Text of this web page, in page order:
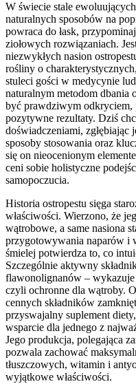
W świecie stale
naturalnych sposobów na
powraca do łask,
ziołowych rozwiązaniach.
niezwykłych nasion
rośliny o
stuleci gości w medycynie
naturalnym metodom dbania
być prawdziwym odkryciem,
pozytywne rezultaty. Dziś
doświadczeniami, zgłębiając
sposoby stosowania oraz
się on nieocenionym
ceni sobie holistyczne
samopoczucia.
Historia ostropestu sięga
właściwości. Wierzono, że
wątrobowe, a same nasiona
przygotowywania naparów i
śmielej potwierdza to, co
Szczególnie aktywny
flawonolignanów – wykazuje
czyli ochronne dla wątroby.
cennych składników
przyswajalny suplement
wsparcie dla jednego z
Jego produkcja, polegająca
pozwala zachować
tłuszczowych, witamin i
wyjątkowe właściwości.